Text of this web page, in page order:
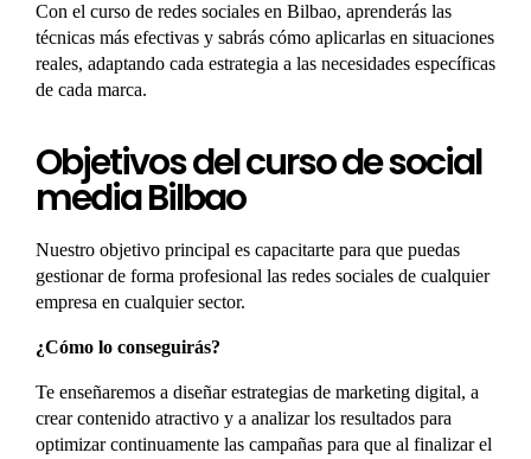
Con el curso de redes sociales en Bilbao, aprenderás las
técnicas más efectivas y sabrás cómo aplicarlas en situaciones
reales, adaptando cada estrategia a las necesidades específicas
de cada marca.
Objetivos del curso de social
media Bilbao
Nuestro objetivo principal es capacitarte para que puedas
gestionar de forma profesional las redes sociales de cualquier
empresa en cualquier sector.
¿Cómo lo conseguirás?
Te enseñaremos a diseñar estrategias de marketing digital, a
crear contenido atractivo y a analizar los resultados para
optimizar continuamente las campañas para que al finalizar el